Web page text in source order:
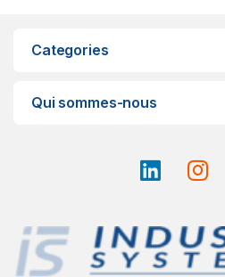
Categories
Qui sommes-nous